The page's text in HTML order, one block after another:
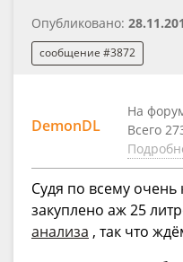
Опубликовано:
сообщение #3872
DemonDL
На
Всего
Судя по всему очень
закуплено аж 25
анализа , так что